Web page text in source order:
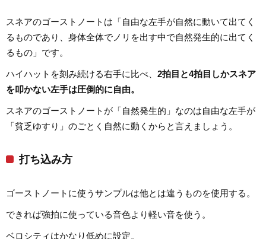
スネアのゴーストノートは「自由な左手が自然に動いて出てく
るものであり、身体全体でノリを出す中で自然発生的に出てく
るもの」です。
ハイハットを刻み続ける右手に比べ、 2拍目と4拍目しかスネア
を叩かない左手は圧倒的に自由。
スネアのゴーストノートが「自然発生的」なのは自由な左手が
「貧乏ゆすり」のごとく自然に動くからと言えましょう。
打ち込み方
ゴーストノートに使うサンプルは他とは違うものを使用する。
できれば強拍に使っている音色より軽い音を使う。
ベロシティはかなり低めに設定。